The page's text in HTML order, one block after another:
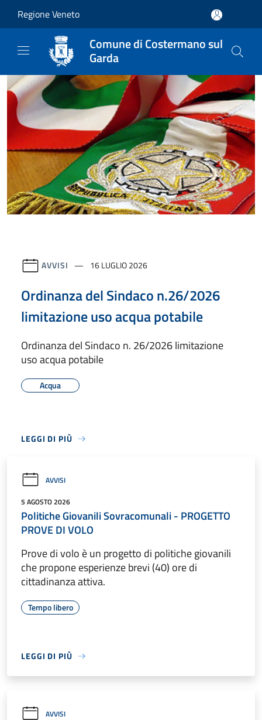
Regione Veneto
Comune di Costermano sul
Garda
AVVISI 16 LUGLIO 2026
Ordinanza del Sindaco n.26/2026
limitazione uso acqua potabile
Ordinanza del Sindaco n. 26/2026 limitazione
uso acqua potabile
Acqua
LEGGI DI PIÙ
AVVISI
5 AGOSTO 2026
Politiche Giovanili Sovracomunali - PROGETTO
PROVE DI VOLO
Prove di volo è un progetto di politiche giovanili
che propone esperienze brevi (40) ore di
cittadinanza attiva.
Tempo libero
LEGGI DI PIÙ
AVVISI